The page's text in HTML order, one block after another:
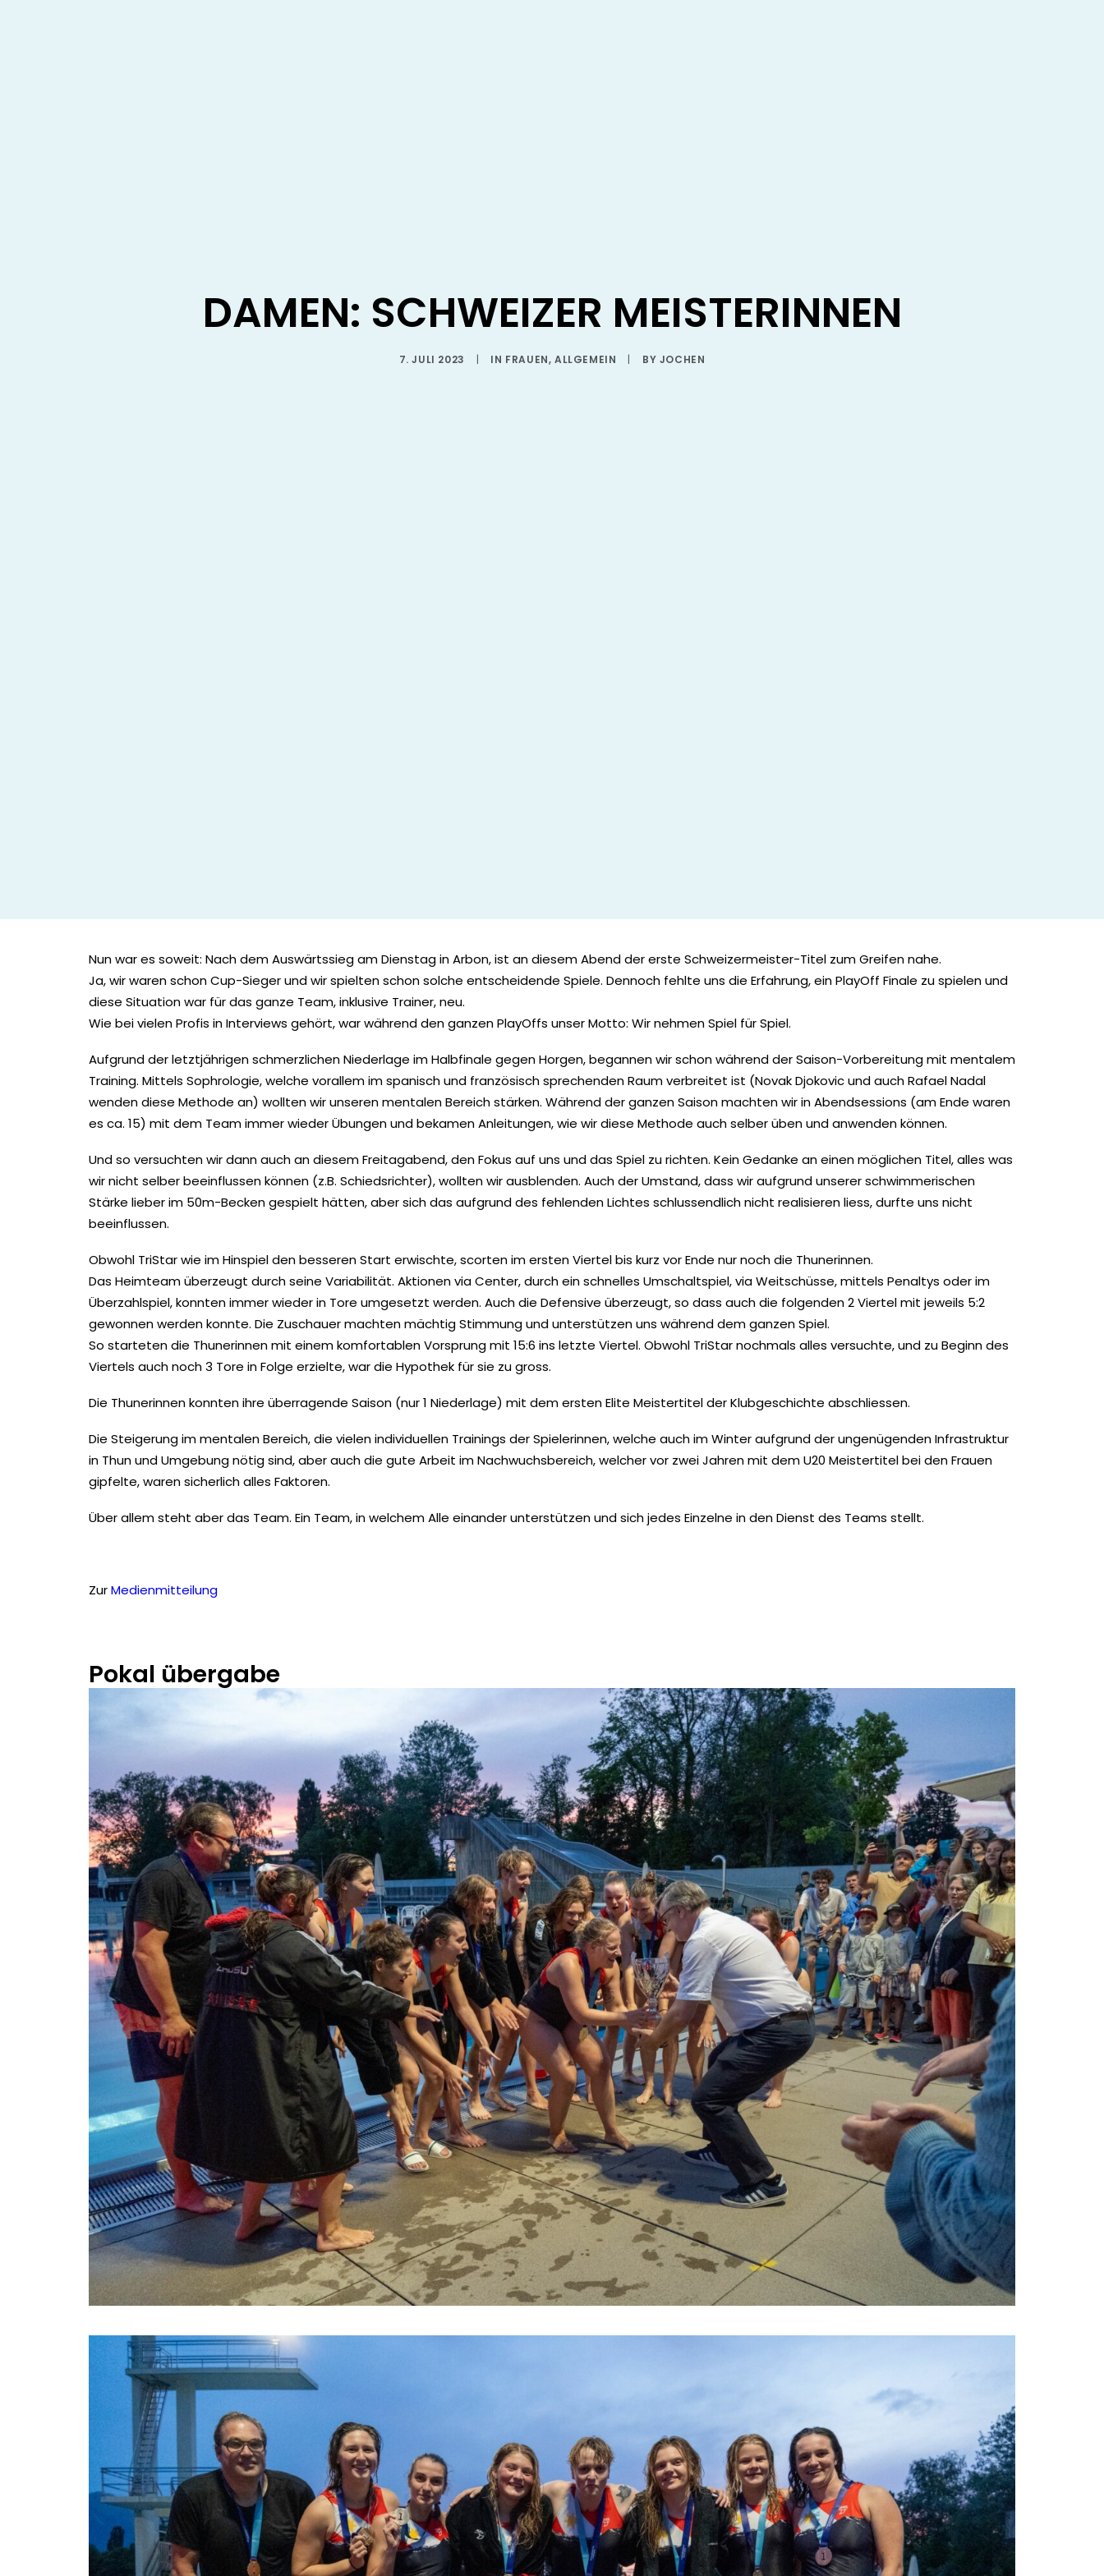
DAMEN: SCHWEIZER MEISTERINNEN
7. JULI 2023 | IN FRAUEN, ALLGEMEIN | BY JOCHEN
Nun war es soweit: Nach dem Auswärtssieg am Dienstag in Arbon, ist an diesem Abend der erste Schweizermeister-Titel zum Greifen nahe.
Ja, wir waren schon Cup-Sieger und wir spielten schon solche entscheidende Spiele. Dennoch fehlte uns die Erfahrung, ein PlayOff Finale zu spielen und
diese Situation war für das ganze Team, inklusive Trainer, neu.
Wie bei vielen Profis in Interviews gehört, war während den ganzen PlayOffs unser Motto: Wir nehmen Spiel für Spiel.
Aufgrund der letztjährigen schmerzlichen Niederlage im Halbfinale gegen Horgen, begannen wir schon während der Saison-Vorbereitung mit mentalem
Training. Mittels Sophrologie, welche vorallem im spanisch und französisch sprechenden Raum verbreitet ist (Novak Djokovic und auch Rafael Nadal
wenden diese Methode an) wollten wir unseren mentalen Bereich stärken. Während der ganzen Saison machten wir in Abendsessions (am Ende waren
es ca. 15) mit dem Team immer wieder Übungen und bekamen Anleitungen, wie wir diese Methode auch selber üben und anwenden können.
Und so versuchten wir dann auch an diesem Freitagabend, den Fokus auf uns und das Spiel zu richten. Kein Gedanke an einen möglichen Titel, alles was
wir nicht selber beeinflussen können (z.B. Schiedsrichter), wollten wir ausblenden. Auch der Umstand, dass wir aufgrund unserer schwimmerischen
Stärke lieber im 50m-Becken gespielt hätten, aber sich das aufgrund des fehlenden Lichtes schlussendlich nicht realisieren liess, durfte uns nicht
beeinflussen.
Obwohl TriStar wie im Hinspiel den besseren Start erwischte, scorten im ersten Viertel bis kurz vor Ende nur noch die Thunerinnen.
Das Heimteam überzeugt durch seine Variabilität. Aktionen via Center, durch ein schnelles Umschaltspiel, via Weitschüsse, mittels Penaltys oder im
Überzahlspiel, konnten immer wieder in Tore umgesetzt werden. Auch die Defensive überzeugt, so dass auch die folgenden 2 Viertel mit jeweils 5:2
gewonnen werden konnte. Die Zuschauer machten mächtig Stimmung und unterstützen uns während dem ganzen Spiel.
So starteten die Thunerinnen mit einem komfortablen Vorsprung mit 15:6 ins letzte Viertel. Obwohl TriStar nochmals alles versuchte, und zu Beginn des
Viertels auch noch 3 Tore in Folge erzielte, war die Hypothek für sie zu gross.
Die Thunerinnen konnten ihre überragende Saison (nur 1 Niederlage) mit dem ersten Elite Meistertitel der Klubgeschichte abschliessen.
Die Steigerung im mentalen Bereich, die vielen individuellen Trainings der Spielerinnen, welche auch im Winter aufgrund der ungenügenden Infrastruktur
in Thun und Umgebung nötig sind, aber auch die gute Arbeit im Nachwuchsbereich, welcher vor zwei Jahren mit dem U20 Meistertitel bei den Frauen
gipfelte, waren sicherlich alles Faktoren.
Über allem steht aber das Team. Ein Team, in welchem Alle einander unterstützen und sich jedes Einzelne in den Dienst des Teams stellt.
ZurMedienmitteilung
Pokal übergabe